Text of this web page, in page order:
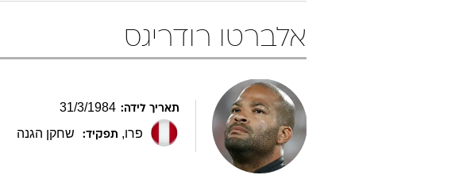
אלברטו רודריגס
תאריך לידה: 31/3/1984
פרו, תפקיד: שחקן הגנה